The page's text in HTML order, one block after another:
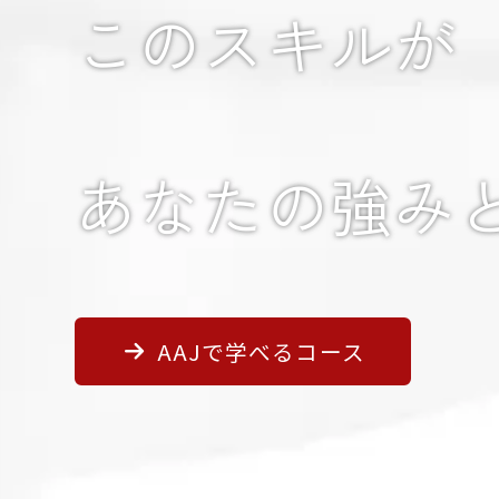
このスキルが
あなたの強み
AAJで学べるコース